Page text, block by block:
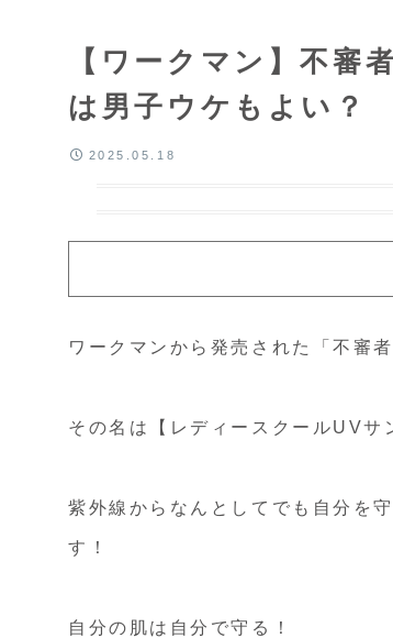
【ワークマン】不審
は男子ウケもよい？
2025.05.18
ワークマンから発売された「不審
その名は【レディースクールUV
紫外線からなんとしてでも自分を
す！
自分の肌は自分で守る！